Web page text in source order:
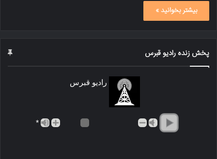
بیشتر بخوانید »
پخش زنده رادیو قبرس
رادیو قبرس
*